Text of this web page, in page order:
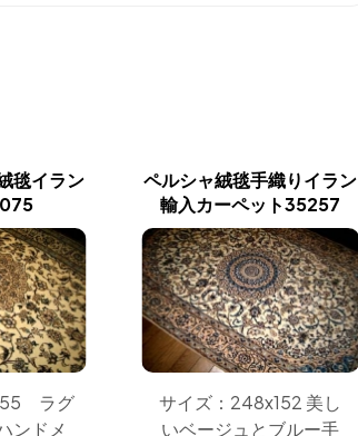
毯イラン
ラグ
ンドメ
ペルシャ絨毯手織りイラン
輸入カーペット35257
サイズ：248x152 美し
いベージュとブルー手